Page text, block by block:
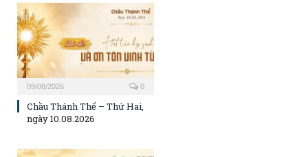
09/08/2026 0
Chầu Thánh Thể – Thứ Hai,
ngày 10.08.2026